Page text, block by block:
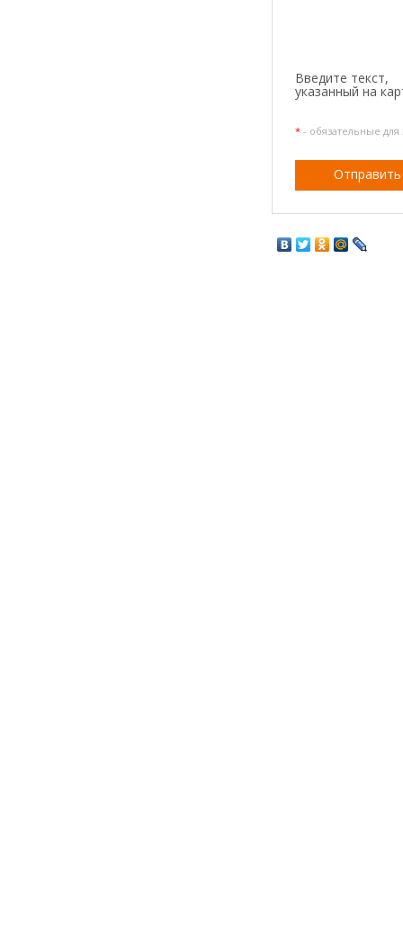
Введите текcт,
указанный на
* - обязательные
Отправить